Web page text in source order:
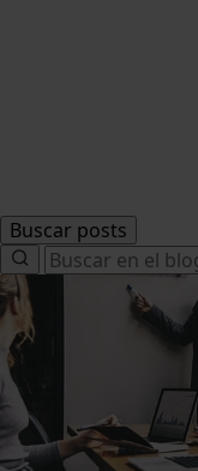
Buscar posts
Search
for: